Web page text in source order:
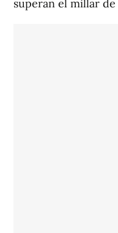
superan el millar